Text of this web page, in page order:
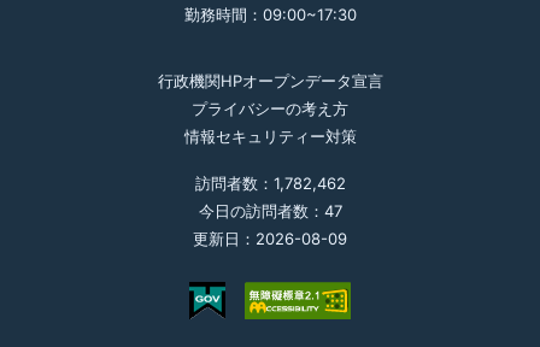
勤務時間：09:00~17:30
行政機関HPオープンデータ宣言
プライバシーの考え方
情報セキュリティー対策
訪問者数：1,782,462
今日の訪問者数：47
更新日：2026-08-09